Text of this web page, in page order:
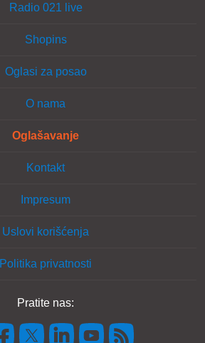
Radio 021 live
Shopins
Oglasi za posao
O nama
Oglašavanje
Kontakt
Impresum
Uslovi korišćenja
Politika privatnosti
Pratite nas: